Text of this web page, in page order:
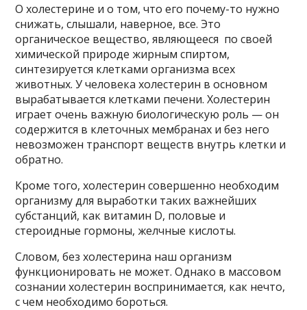
О холестерине и о том, что его почему-то нужно
снижать, слышали, наверное, все. Это
органическое вещество, являющееся по своей
химической природе жирным спиртом,
синтезируется клетками организма всех
животных. У человека холестерин в основном
вырабатывается клетками печени. Холестерин
играет очень важную биологическую роль — он
содержится в клеточных мембранах и без него
невозможен транспорт веществ внутрь клетки и
обратно.
Кроме того, холестерин совершенно необходим
организму для выработки таких важнейших
субстанций, как витамин D, половые и
стероидные гормоны, желчные кислоты.
Словом, без холестерина наш организм
функционировать не может. Однако в массовом
сознании холестерин воспринимается, как нечто,
с чем необходимо бороться.